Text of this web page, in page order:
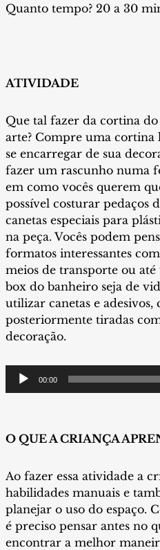
Quanto tempo? 20 a 30
ATIVIDADE
Que tal fazer da cortina
arte? Compre uma cortina
se encarregar de sua
fazer um rascunho numa
em como vocês querem
possível costurar pedaços
canetas especiais para
na peça. Vocês podem
formatos interessantes
meios de transporte ou
box do banheiro seja de
utilizar canetas e adesivos,
posteriormente tiradas
decoração.
Tocador
de
00:00
O QUE A CRIANÇA
Ao fazer essa atividade a
habilidades manuais e
planejar o uso do espaço.
é preciso pensar antes no
encontrar a melhor